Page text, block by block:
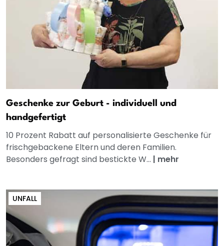
Geschenke zur Geburt - individuell und
handgefertigt
10 Prozent Rabatt auf personalisierte Geschenke für
frischgebackene Eltern und deren Familien.
Besonders gefragt sind bestickte W... | mehr
UNFALL